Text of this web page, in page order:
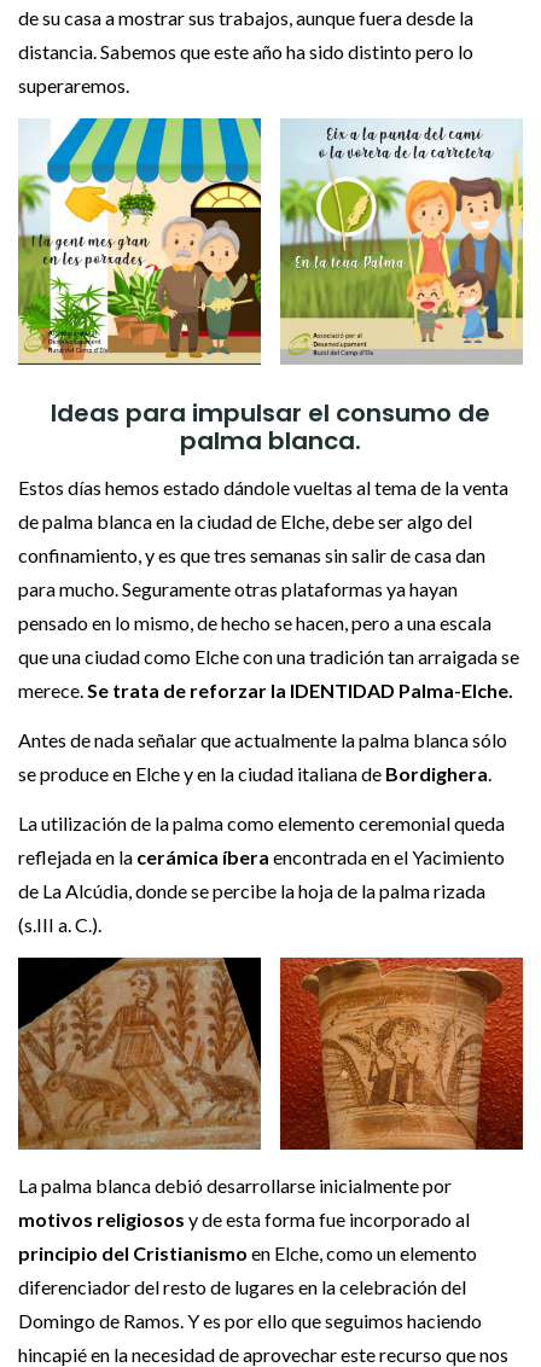
de su casa a mostrar sus trabajos, aunque fuera desde la
distancia. Sabemos que este año ha sido distinto pero lo
superaremos.
Ideas para impulsar el consumo de
palma blanca.
Estos días hemos estado dándole vueltas al tema de la venta
de palma blanca en la ciudad de Elche, debe ser algo del
confinamiento, y es que tres semanas sin salir de casa dan
para mucho. Seguramente otras plataformas ya hayan
pensado en lo mismo, de hecho se hacen, pero a una escala
que una ciudad como Elche con una tradición tan arraigada se
merece.Se trata de reforzar la IDENTIDAD Palma-Elche.
Antes de nada señalar que actualmente la palma blanca sólo
se produce en Elche y en la ciudad italiana de Bordighera.
La utilización de la palma como elemento ceremonial queda
reflejada en la cerámica íbera encontrada en el Yacimiento
de La Alcúdia, donde se percibe la hoja de la palma rizada
(s.III a. C.).
La palma blanca debió desarrollarse inicialmente por
motivos religiosos y de esta forma fue incorporado al
principio del Cristianismo en Elche, como un elemento
diferenciador del resto de lugares en la celebración del
Domingo de Ramos. Y es por ello que seguimos haciendo
hincapié en la necesidad de aprovechar este recurso que nos